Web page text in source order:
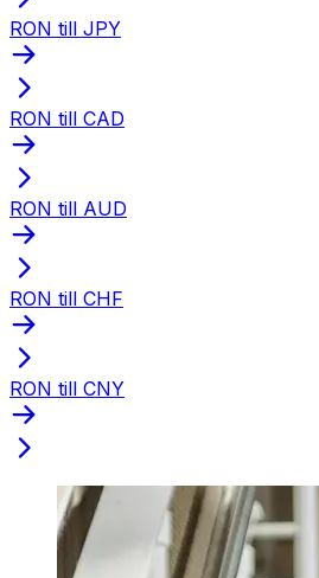
RON till JPY
RON till CAD
RON till AUD
RON till CHF
RON till CNY